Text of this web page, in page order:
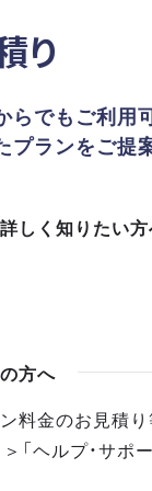
り
らでもご利用
プランをご提
しく知りたい
方へ
料金のお見積り
「ヘルプ・サポ